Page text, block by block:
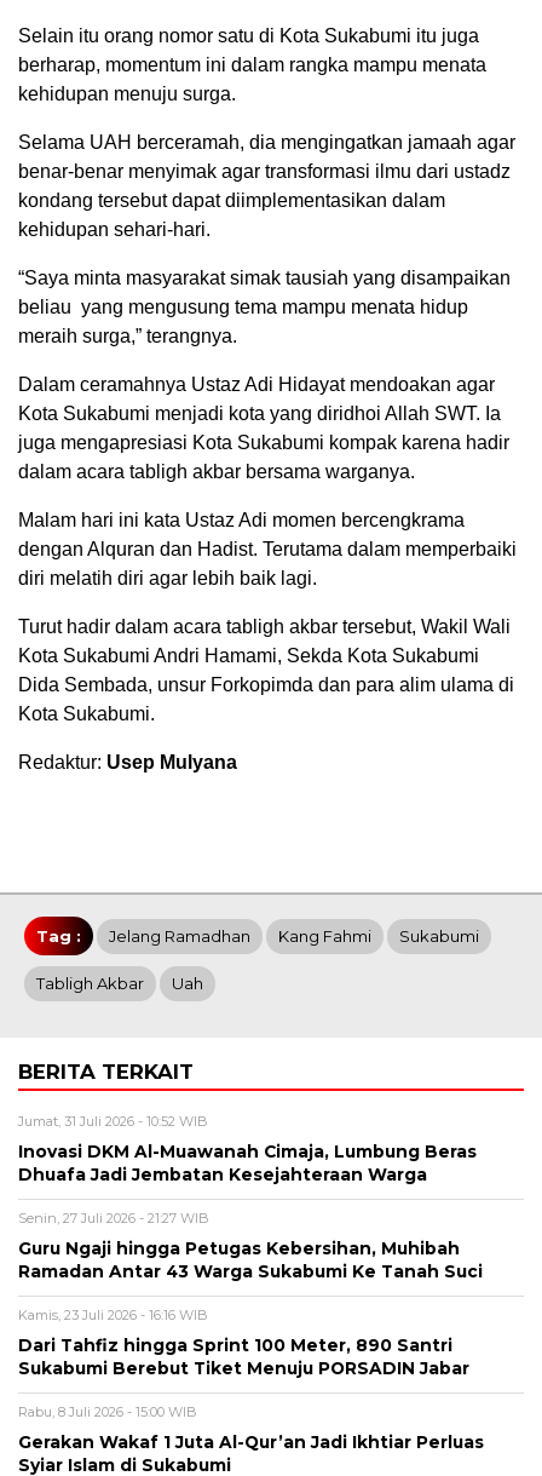
Selain itu orang nomor satu di Kota Sukabumi itu juga
berharap, momentum ini dalam rangka mampu menata
kehidupan menuju surga.
Selama UAH berceramah, dia mengingatkan jamaah agar
benar-benar menyimak agar transformasi ilmu dari ustadz
kondang tersebut dapat diimplementasikan dalam
kehidupan sehari-hari.
“Saya minta masyarakat simak tausiah yang disampaikan
beliau yang mengusung tema mampu menata hidup
meraih surga,” terangnya.
Dalam ceramahnya Ustaz Adi Hidayat mendoakan agar
Kota Sukabumi menjadi kota yang diridhoi Allah SWT. Ia
juga mengapresiasi Kota Sukabumi kompak karena hadir
dalam acara tabligh akbar bersama warganya.
Malam hari ini kata Ustaz Adi momen bercengkrama
dengan Alquran dan Hadist. Terutama dalam memperbaiki
diri melatih diri agar lebih baik lagi.
Turut hadir dalam acara tabligh akbar tersebut, Wakil Wali
Kota Sukabumi Andri Hamami, Sekda Kota Sukabumi
Dida Sembada, unsur Forkopimda dan para alim ulama di
Kota Sukabumi.
Redaktur: Usep Mulyana
Tag : Jelang Ramadhan Kang Fahmi Sukabumi
Tabligh Akbar Uah
BERITA TERKAIT
Jumat, 31 Juli 2026 - 10:52 WIB
Inovasi DKM Al-Muawanah Cimaja, Lumbung Beras
Dhuafa Jadi Jembatan Kesejahteraan Warga
Senin, 27 Juli 2026 - 21:27 WIB
Guru Ngaji hingga Petugas Kebersihan, Muhibah
Ramadan Antar 43 Warga Sukabumi Ke Tanah Suci
Kamis, 23 Juli 2026 - 16:16 WIB
Dari Tahfiz hingga Sprint 100 Meter, 890 Santri
Sukabumi Berebut Tiket Menuju PORSADIN Jabar
Rabu, 8 Juli 2026 - 15:00 WIB
Gerakan Wakaf 1 Juta Al-Qur’an Jadi Ikhtiar Perluas
Syiar Islam di Sukabumi